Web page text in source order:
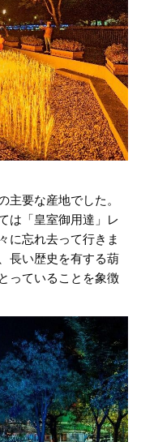
要な産地でした。
は「皇室御用達」レ
に忘れ去って行きま
長い歴史を有する葫
っていることを象徴